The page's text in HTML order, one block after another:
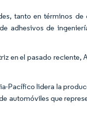
tanto en términos
adhesivos de
en el pasado reciente,
Pacífico lidera la
automóviles que